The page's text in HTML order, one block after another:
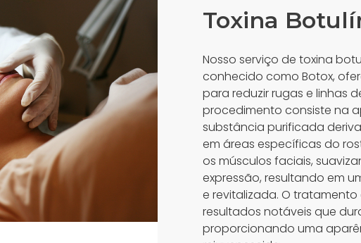
Toxina
Nosso serviço de toxina
conhecido como Botox,
para reduzir rugas e linhas
procedimento consiste na
substância purificada
em áreas específicas do
os músculos faciais,
expressão, resultando em
e revitalizada. O
resultados notáveis que
proporcionando uma